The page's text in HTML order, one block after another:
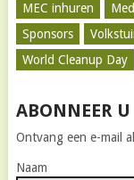
MEC inhuren
Sponsors
World Cleanup Day
ABONNEER
Ontvang een e-mail
Naam